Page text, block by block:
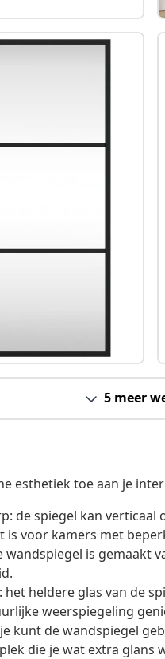
5 meer
esthetiek toe aan je
de spiegel kan
is voor kamers met
wandspiegel is gemaakt
heldere glas van de
weerspiegeling
kunt de wandspiegel
die je wat extra glans